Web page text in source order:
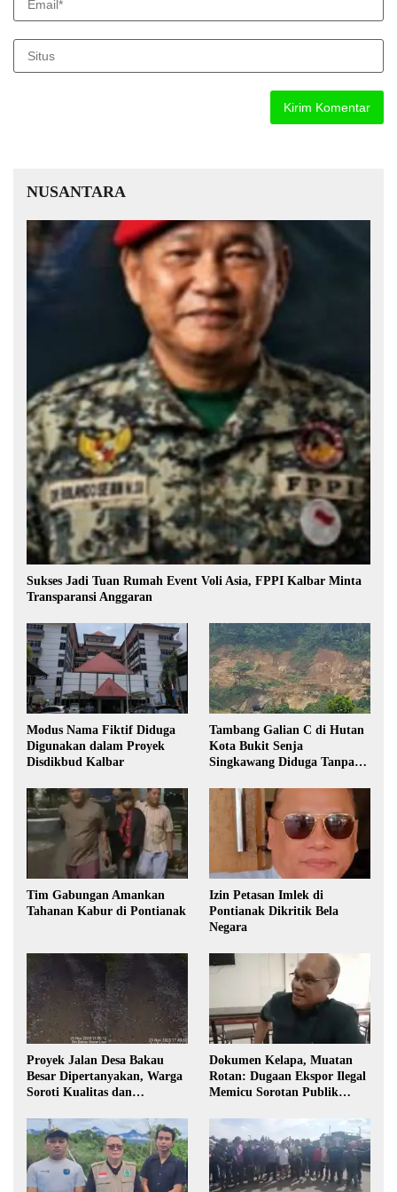
NUSANTARA
Sukses Jadi Tuan Rumah Event Voli Asia, FPPI Kalbar Minta
Transparansi Anggaran
Modus Nama Fiktif Diduga
Digunakan dalam Proyek
Disdikbud Kalbar
Tambang Galian C di Hutan
Kota Bukit Senja
Singkawang Diduga Tanpa
Tim Gabungan Amankan
Tahanan Kabur di Pontianak
Izin Petasan Imlek di
Pontianak Dikritik Bela
Negara
Proyek Jalan Desa Bakau
Besar Dipertanyakan, Warga
Soroti Kualitas dan
Pembangunan
Dokumen Kelapa, Muatan
Rotan: Dugaan Ekspor Ilegal
Memicu Sorotan Publik